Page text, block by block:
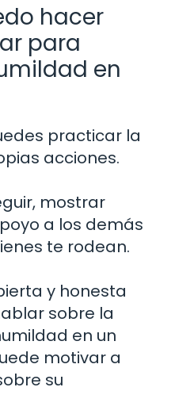
hacer
para
en
practicar la
acciones.
mostrar
a los demás
te rodean.
y honesta
sobre la
en un
motivar a
su